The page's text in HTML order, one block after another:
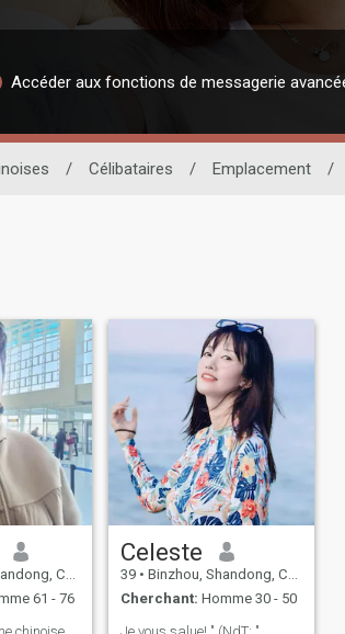
Accéder aux fonctions de messagerie
/ Célibataires / Emplacement /
Chine
61 - 76
Celeste
39 • Binzhou, Shandong, Chine
Cherchant: Homme 30 - 50